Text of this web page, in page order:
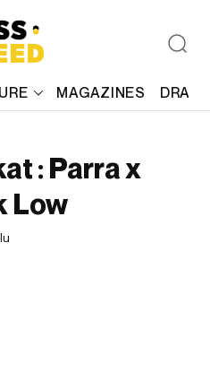
MAGAZINES
: Parra x
Low